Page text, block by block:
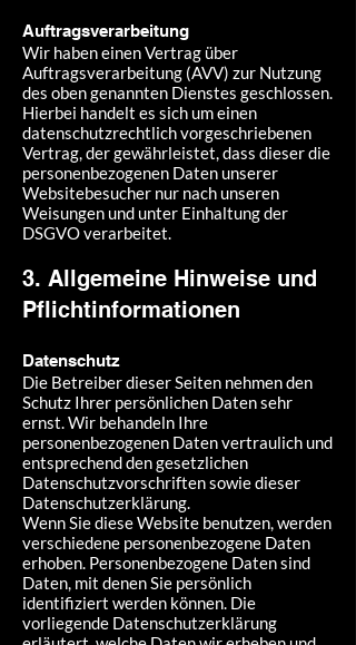
Auftragsverarbeitung
Wir haben einen Vertrag über
Auftragsverarbeitung (AVV) zur Nutzung
des oben genannten Dienstes geschlossen.
Hierbei handelt es sich um einen
datenschutzrechtlich vorgeschriebenen
Vertrag, der gewährleistet, dass dieser die
personenbezogenen Daten unserer
Websitebesucher nur nach unseren
Weisungen und unter Einhaltung der
DSGVO verarbeitet.
3. Allgemeine Hinweise und
Pflicht­informationen
Datenschutz
Die Betreiber dieser Seiten nehmen den
Schutz Ihrer persönlichen Daten sehr
ernst. Wir behandeln Ihre
personenbezogenen Daten vertraulich und
entsprechend den gesetzlichen
Datenschutzvorschriften sowie dieser
Datenschutzerklärung.
Wenn Sie diese Website benutzen, werden
verschiedene personenbezogene Daten
erhoben. Personenbezogene Daten sind
Daten, mit denen Sie persönlich
identifiziert werden können. Die
vorliegende Datenschutzerklärung